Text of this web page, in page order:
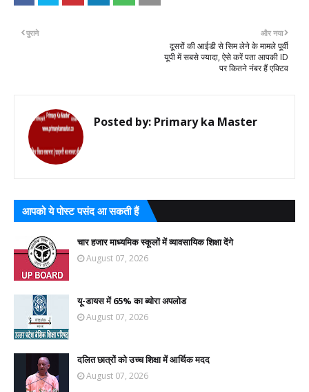
और नया
दूसरों की आईडी से सिम लेने के मामले पूर्वी
यूपी में सबसे ज्यादा, ऐसे करें पता आपकी ID
पर कितने नंबर हैं एक्टिव
पुराने
Posted by: Primary ka Master
आपको ये पोस्ट पसंद आ सकती हैं
चार हजार माध्यमिक स्कूलों में व्यावसायिक शिक्षा देंगे
August 07, 2026
यू-डायस में 65% का ब्योरा अपलोड
August 07, 2026
दलित छात्रों को उच्च शिक्षा में आर्थिक मदद
August 07, 2026